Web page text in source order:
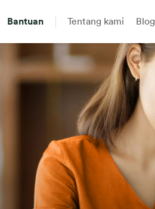
Bantuan Tentang kami Blog